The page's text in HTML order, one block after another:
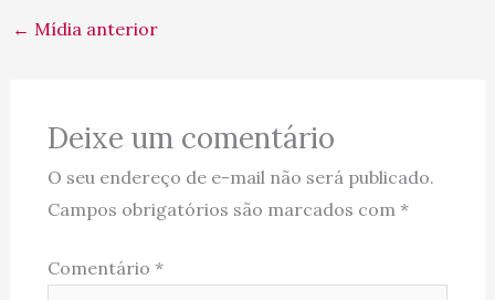
← Mídia anterior
Deixe um comentário
O seu endereço de e-mail não será publicado.
Campos obrigatórios são marcados com *
Comentário *